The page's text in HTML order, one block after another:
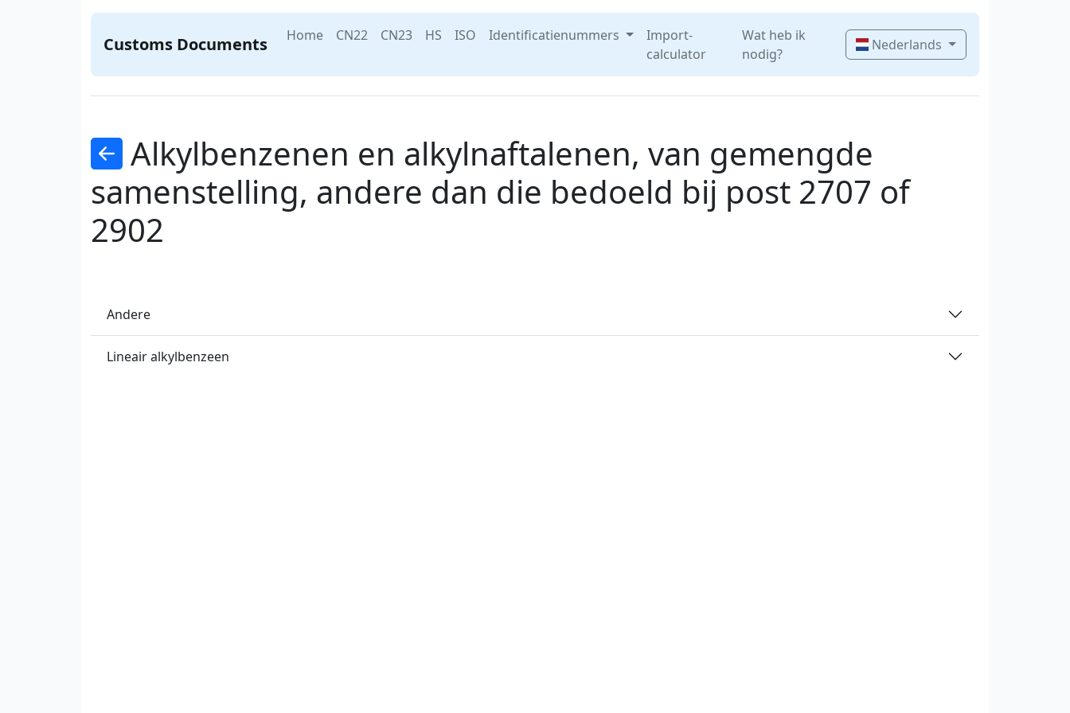
Customs Documents Home CN22 CN23 HS ISO Identificatienummers
Import-
calculator
Wat heb ik
nodig?
Nederlands
Alkylbenzenen en alkylnaftalenen, van gemengde
samenstelling, andere dan die bedoeld bij post 2707 of
2902
Andere
Lineair alkylbenzeen